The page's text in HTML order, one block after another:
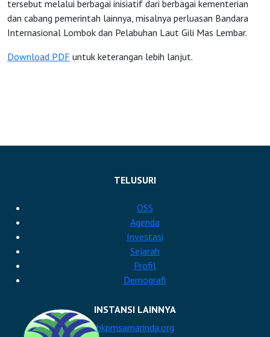
tersebut melalui berbagai inisiatif dari berbagai kementerian
dan cabang pemerintah lainnya, misalnya perluasan Bandara
Internasional Lombok dan Pelabuhan Laut Gili Mas Lembar.
Download PDF untuk keterangan lebih lanjut.
TELUSURI
OSS
Agenda
Investasi
Sejarah
Profil
Demografi
INSTANSI LAINNYA
bkpmsamarinda.org